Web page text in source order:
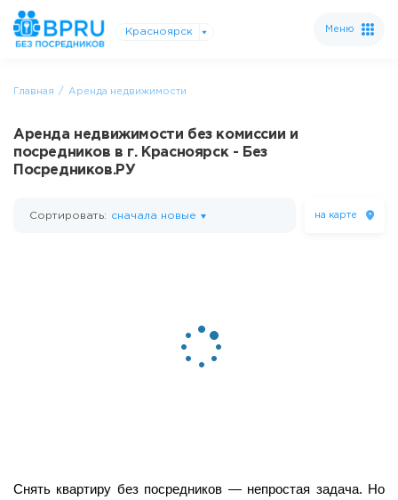
Красноярск Меню
Главная Аренда недвижимости
Аренда недвижимости без комиссии и
посредников в г. Красноярск - Без
Посредников.РУ
Сортировать: сначала новые на карте
Снять квартиру без посредников — непростая задача. Но